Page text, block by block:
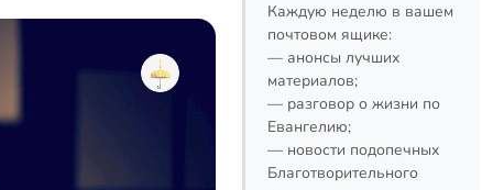
Каждую неделю в вашем
почтовом ящике:
— анонсы лучших
материалов;
— разговор о жизни по
Евангелию;
— новости подопечных
Благотворительного